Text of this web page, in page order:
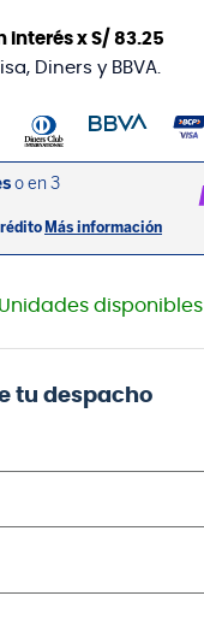
interés xS/ 83.25
Diners y BBVA.
Unidades disponibles
tu despacho